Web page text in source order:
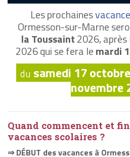
Les prochaines
Ormesson-sur-Marne
la Toussaint2026,
2026 qui se fera lemardi 1
du samedi 17
novembre
Quand commencent et
vacances scolaires ?
⇒ DÉBUT des vacances à